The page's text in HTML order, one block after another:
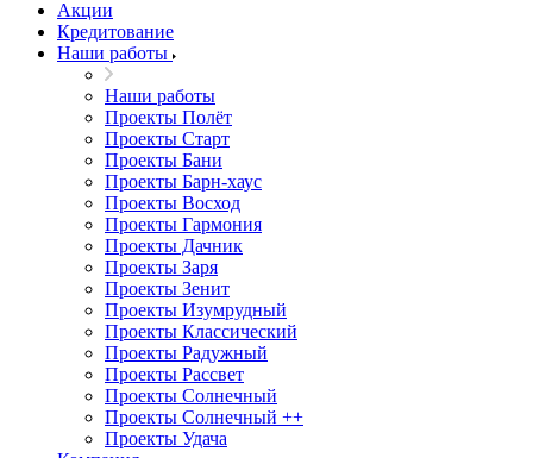
Акции
Кредитование
Наши работы
Наши работы
Проекты Полёт
Проекты Старт
Проекты Бани
Проекты Барн-хаус
Проекты Восход
Проекты Гармония
Проекты Дачник
Проекты Заря
Проекты Зенит
Проекты Изумрудный
Проекты Классический
Проекты Радужный
Проекты Рассвет
Проекты Солнечный
Проекты Солнечный ++
Проекты Удача